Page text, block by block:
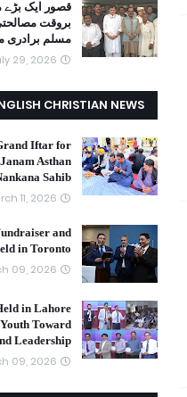
قصور ایک بڑے
بروقت
مسلم برادری
29, 2026
CHRISTIAN NEWS
Iftar for
Asthan
Sahib
11, 2026
and
in Toronto
09, 2026
in Lahore
Toward
Leadership
09, 2026